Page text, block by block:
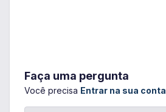
Faça uma pergunta
Você precisa Entrar na sua conta